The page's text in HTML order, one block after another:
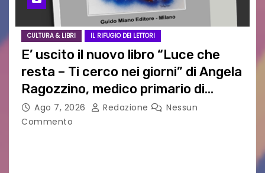
CULTURA & LIBRI IL RIFUGIO DEI LETTORI
E’ uscito il nuovo libro “Luce che
resta – Ti cerco nei giorni” di Angela
Ragozzino, medico primario di
Capua
Ago 7, 2026 Redazione
Nessun
Commento